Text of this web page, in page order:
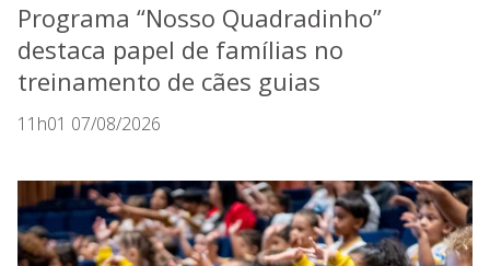
Programa “Nosso Quadradinho”
destaca papel de famílias no
treinamento de cães guias
11h01 07/08/2026